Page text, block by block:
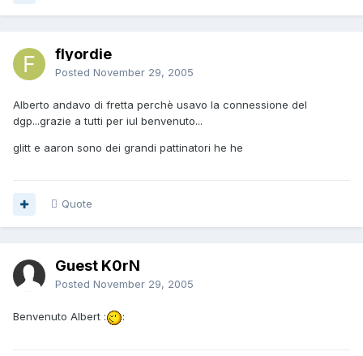
flyordie
Posted November 29, 2005
Alberto andavo di fretta perchè usavo la connessione del
dgp...grazie a tutti per iul benvenuto...
glitt e aaron sono dei grandi pattinatori he he
Quote
Guest K0rN
Posted November 29, 2005
Benvenuto Albert : :